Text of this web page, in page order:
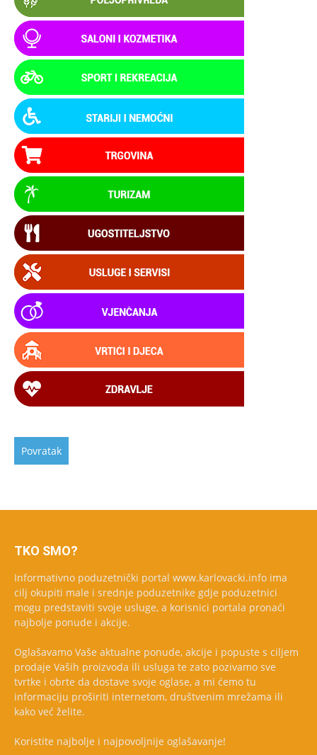
TKO SMO?
Informativno poduzetnički portal www.karlovacki.info ima
cilj okupiti male i srednje poduzetnike gdje poduzetnici
mogu predstaviti svoje usluge, a korisnici portala pronaći
najbolje ponude i akcije.
Oglašavamo Vaše aktualne ponude, akcije i popuste s ciljem
prodaje Vaših proizvoda ili usluga te zato pozivamo sve
tvrtke i obrte da dostave svoje oglase, a mi ćemo tu
informaciju proširiti internetom, društvenim mrežama ili
kako već želite.
Koristite najbolje i najpovoljnije oglašavanje!